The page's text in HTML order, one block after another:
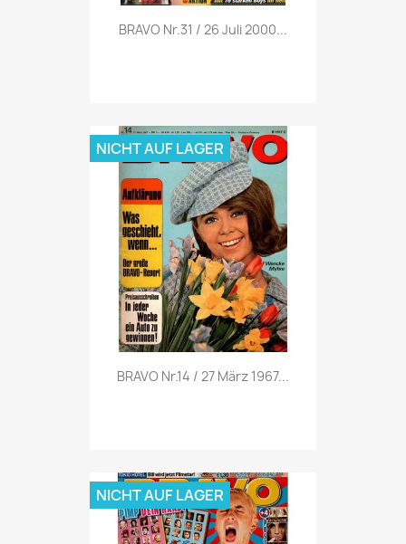
Vorschau
BRAVO Nr.31 / 26 Juli 2000...
Vorschau
BRAVO Nr.14 / 27 März 1967...
NICHT AUF LAGER
NICHT AUF LAGER